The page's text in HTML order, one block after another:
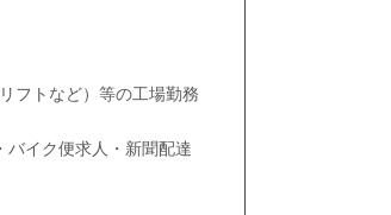
フトなど）等の工場勤務
バイク便求人・新聞配達